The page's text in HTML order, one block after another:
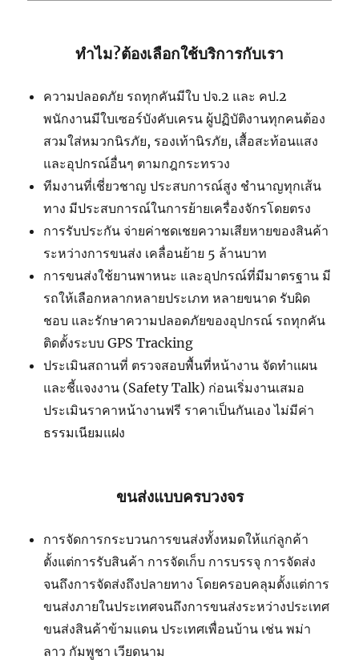
ทำไม?ต้องเลือกใช้บริการกับเรา
ความปลอดภัย รถทุกคันมีใบ ปจ.2 และ คป.2
พนักงานมีใบเซอร์บังคับเครน ผู้ปฏิบัติงานทุกคนต้อง
สวมใส่หมวกนิรภัย, รองเท้านิรภัย, เสื้อสะท้อนแสง
และอุปกรณ์อื่นๆ ตามกฎกระทรวง
ทีมงานที่เชี่ยวชาญ ประสบการณ์สูง ชำนาญทุกเส้น
ทาง มีประสบการณ์ในการย้ายเครื่องจักรโดยตรง
การรับประกัน จ่ายค่าชดเชยความเสียหายของสินค้า
ระหว่างการขนส่ง เคลื่อนย้าย 5 ล้านบาท
การขนส่งใช้ยานพาหนะ และอุปกรณ์ที่มีมาตรฐาน มี
รถให้เลือกหลากหลายประเภท หลายขนาด รับผิด
ชอบ และรักษาความปลอดภัยของอุปกรณ์ รถทุกคัน
ติดตั้งระบบ GPS Tracking
ประเมินสถานที่ ตรวจสอบพื้นที่หน้างาน จัดทำแผน
และชี้แจงงาน (Safety Talk) ก่อนเริ่มงานเสมอ
ประเมินราคาหน้างานฟรี ราคาเป็นกันเอง ไม่มีค่า
ธรรมเนียมแฝง
ขนส่งแบบครบวงจร
การจัดการกระบวนการขนส่งทั้งหมดให้แก่ลูกค้า
ตั้งแต่การรับสินค้า การจัดเก็บ การบรรจุ การจัดส่ง
จนถึงการจัดส่งถึงปลายทาง โดยครอบคลุมตั้งแต่การ
ขนส่งภายในประเทศจนถึงการขนส่งระหว่างประเทศ
ขนส่งสินค้าข้ามแดน ประเทศเพื่อนบ้าน เช่น พม่า
ลาว กัมพูชา เวียดนาม